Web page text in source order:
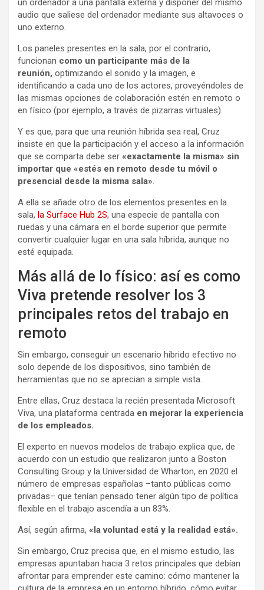
un ordenador a una pantalla externa y disponer del mismo
audio que saliese del ordenador mediante sus altavoces o
uno externo.
Los paneles presentes en la sala, por el contrario,
funcionan como un participante más de la
reunión, optimizando el sonido y la imagen, e
identificando a cada uno de los actores, proveyéndoles de
las mismas opciones de colaboración estén en remoto o
en físico (por ejemplo, a través de pizarras virtuales).
Y es que, para que una reunión híbrida sea real, Cruz
insiste en que la participación y el acceso a la información
que se comparta debe ser «exactamente la misma» sin
importar que «estés en remoto desde tu móvil o
presencial desde la misma sala».
A ella se añade otro de los elementos presentes en la
sala, la Surface Hub 2S, una especie de pantalla con
ruedas y una cámara en el borde superior que permite
convertir cualquier lugar en una sala híbrida, aunque no
esté equipada.
Más allá de lo físico: así es como
Viva pretende resolver los 3
principales retos del trabajo en
remoto
Sin embargo, conseguir un escenario híbrido efectivo no
solo depende de los dispositivos, sino también de
herramientas que no se aprecian a simple vista.
Entre ellas, Cruz destaca la recién presentada Microsoft
Viva, una plataforma centrada en mejorar la experiencia
de los empleados.
El experto en nuevos modelos de trabajo explica que, de
acuerdo con un estudio que realizaron junto a Boston
Consulting Group y la Universidad de Wharton, en 2020 el
número de empresas españolas –tanto públicas como
privadas– que tenían pensado tener algún tipo de política
flexible en el trabajo ascendía a un 83%.
Así, según afirma, «la voluntad está y la realidad está».
Sin embargo, Cruz precisa que, en el mismo estudio, las
empresas apuntaban hacia 3 retos principales que debían
afrontar para emprender este camino: cómo mantener la